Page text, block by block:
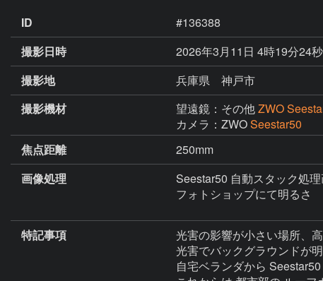
ID
#136388
撮影日時
2026年3月11日 4時19分24秒
撮影地
兵庫県 神戸市
撮影機材
望遠鏡：その他ZWO
カメラ：ZWOSeestar50
焦点距離
250mm
画像処理
Seestar50 自動スタック処
フォトショップにて明るさ
特記事項
光害の影響が小さい場所、
光害でバックグラウンドが
自宅ベランダから